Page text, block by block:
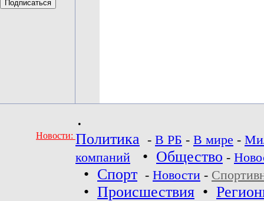
•
Новости: Политика - В РБ - В мире -
компаний
• Общество -
• Спорт - Новости -
• Происшествия •